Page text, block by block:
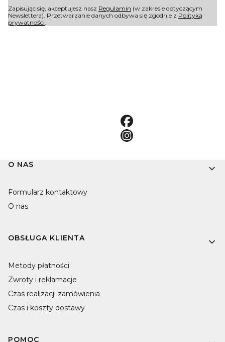
Zapisując się, akceptujesz nasz Regulamin (w zakresie dotyczącym
Newslettera). Przetwarzanie danych odbywa się zgodnie z Polityką
prywatności.
Linki w stopce
O NAS
Formularz kontaktowy
O nas
OBSŁUGA KLIENTA
Metody płatności
Zwroty i reklamacje
Czas realizacji zamówienia
Czas i koszty dostawy
POMOC